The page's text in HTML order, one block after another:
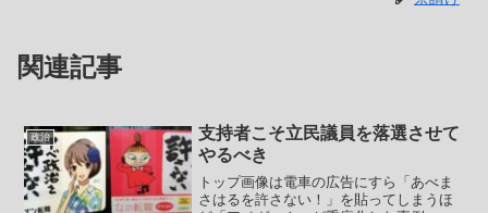
関連記事
政治
支持者こそ立民議員を落選させて
やるべき
トップ画像は電車の広告にすら「あべま
さはるを許さない！」を貼ってしまうほ